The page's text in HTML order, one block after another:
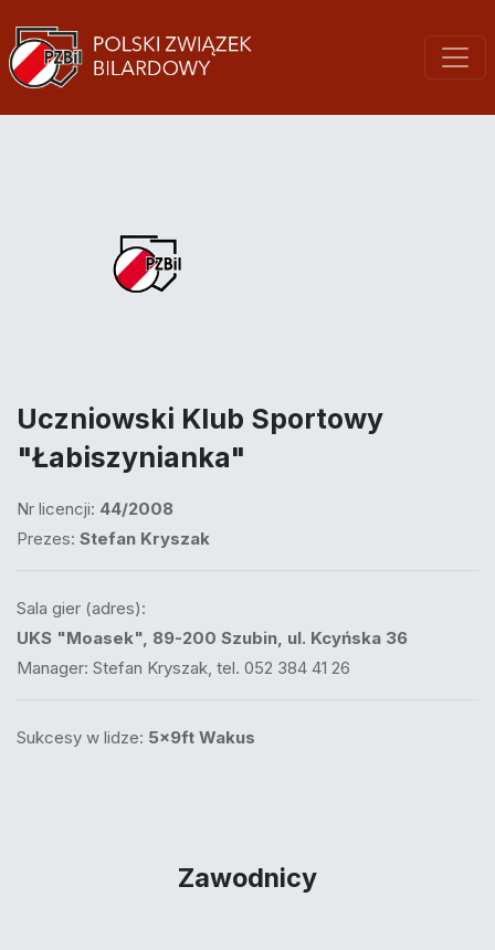
Uczniowski Klub Sportowy
"Łabiszynianka"
Nr licencji: 44/2008
Prezes: Stefan Kryszak
Sala gier (adres):
UKS "Moasek", 89-200 Szubin, ul. Kcyńska 36
Manager: Stefan Kryszak, tel. 052 384 41 26
Sukcesy w lidze: 5x9ft Wakus
Zawodnicy